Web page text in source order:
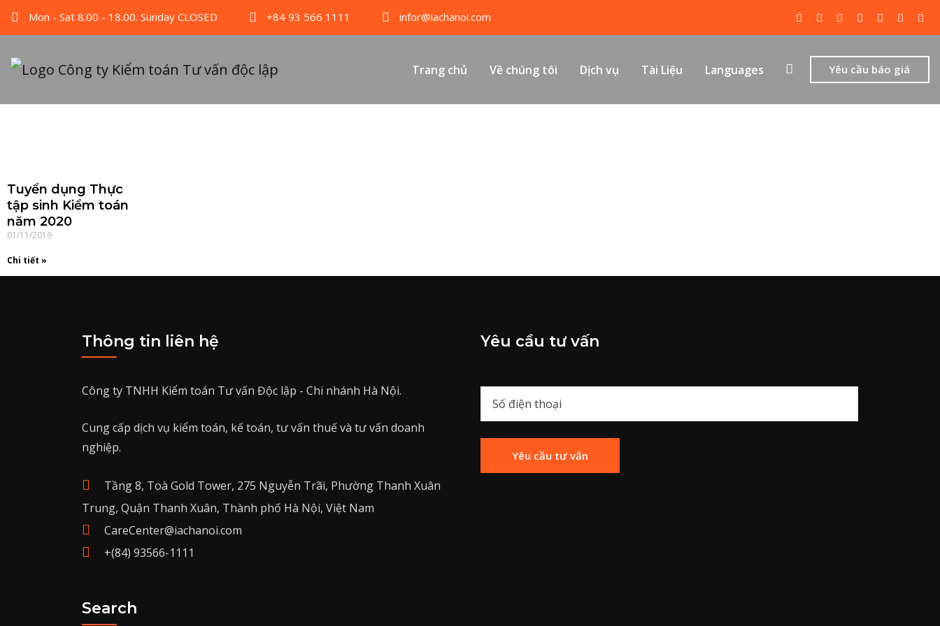
Mon - Sat 8.00 - 18.00. Sunday CLOSED +84 93 566 1111 infor@iachanoi.com
Trang chủ Về chúng tôi Dịch vụ Tài Liệu Languages Yêu cầu báo giá
Tuyển dụng Thực
tập sinh Kiểm toán
năm 2020
01/11/2019
Chi tiết »
Thông tin liên hệ
Công ty TNHH Kiểm toán Tư vấn Độc lập - Chi nhánh Hà Nội.
Cung cấp dịch vụ kiểm toán, kế toán, tư vấn thuế và tư vấn doanh
nghiệp.
Tầng 8, Toà Gold Tower, 275 Nguyễn Trãi, Phường Thanh Xuân
Trung, Quận Thanh Xuân, Thành phố Hà Nội, Việt Nam
CareCenter@iachanoi.com
+(84) 93566-1111
Yêu cầu tư vấn
Search